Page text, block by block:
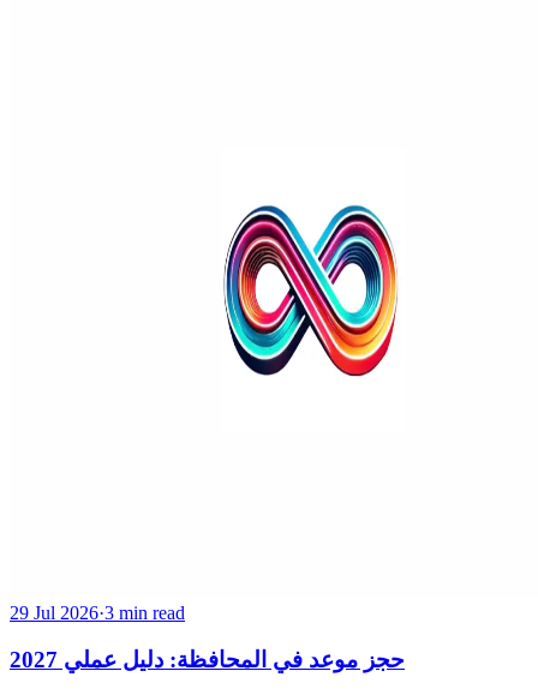
29 Jul 2026·3 min read
حجز موعد في المحافظة: دليل عملي 2027